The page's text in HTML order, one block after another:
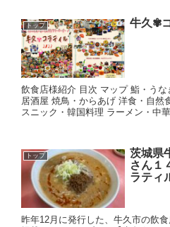
トップ 牛久✾
飲食店様紹介 目次 マップ 鮨・うな
居酒屋 焼鳥・からあげ 洋食・自然
スニック・韓国料理 ラーメン・中
トップ
茨城県
さん１
ラティ
昨年12月に発行した、牛久市の飲